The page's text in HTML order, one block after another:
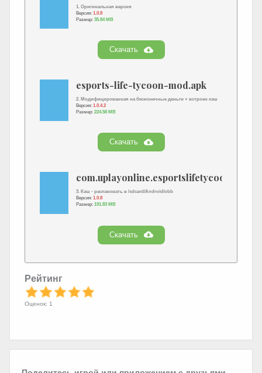
1. Оригинальная версия
Версия: 1.0.8
Размер: 35.84 MB
Скачать
esports-life-tycoon-mod.apk
2. Модифицированная на бесконечные деньги + встроен кэш
Версия: 1.0.4.2
Размер: 224.58 MB
Скачать
3. Кэш - распаковать в /sdcard/Android/obb
Версия: 1.0.8
Размер: 191.83 MB
Скачать
Рейтинг
Оценок: 1